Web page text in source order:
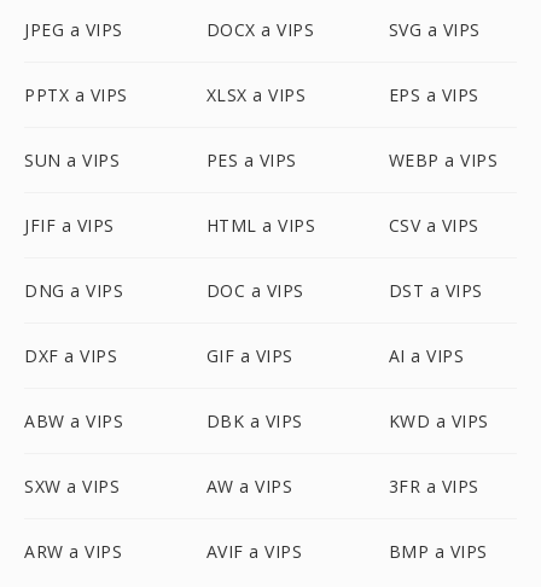
JPEG a VIPS DOCX a VIPS SVG a VIPS
PPTX a VIPS XLSX a VIPS EPS a VIPS
SUN a VIPS PES a VIPS WEBP a VIPS
JFIF a VIPS HTML a VIPS CSV a VIPS
DNG a VIPS DOC a VIPS DST a VIPS
DXF a VIPS GIF a VIPS AI a VIPS
ABW a VIPS DBK a VIPS KWD a VIPS
SXW a VIPS AW a VIPS 3FR a VIPS
ARW a VIPS AVIF a VIPS BMP a VIPS